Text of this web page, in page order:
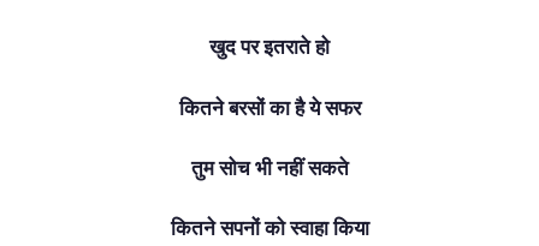
खुद पर इतराते हो
कितने बरसों का है ये सफर
तुम सोच भी नहीं सकते
कितने सपनों को स्वाहा किया